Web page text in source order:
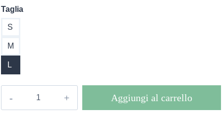
Taglia
S
M
L
Aggiungi al carrello